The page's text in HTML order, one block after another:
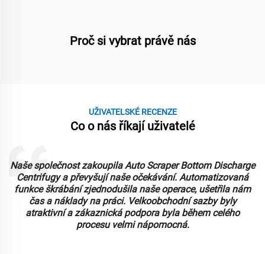
Proč si vybrat právě nás
UŽIVATELSKÉ RECENZE
Co o nás říkají uživatelé
Naše společnost zakoupila Auto Scraper Bottom Discharge
Centrifugy a převyšují naše očekávání. Automatizovaná
funkce škrábání zjednodušila naše operace, ušetřila nám
čas a náklady na práci. Velkoobchodní sazby byly
atraktivní a zákaznická podpora byla během celého
procesu velmi nápomocná.